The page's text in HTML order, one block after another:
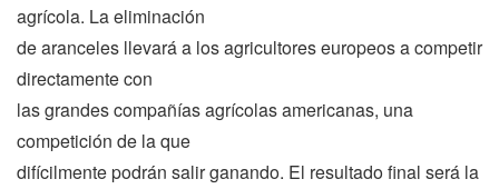
agrícola. La eliminación
de aranceles llevará a los agricultores europeos a competir
directamente con
las grandes compañías agrícolas americanas, una
competición de la que
difícilmente podrán salir ganando. El resultado final será la